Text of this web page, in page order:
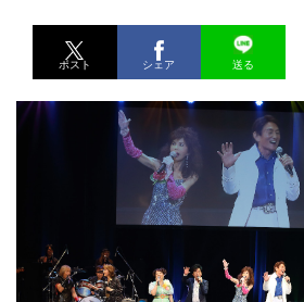
ポスト シェア 送る